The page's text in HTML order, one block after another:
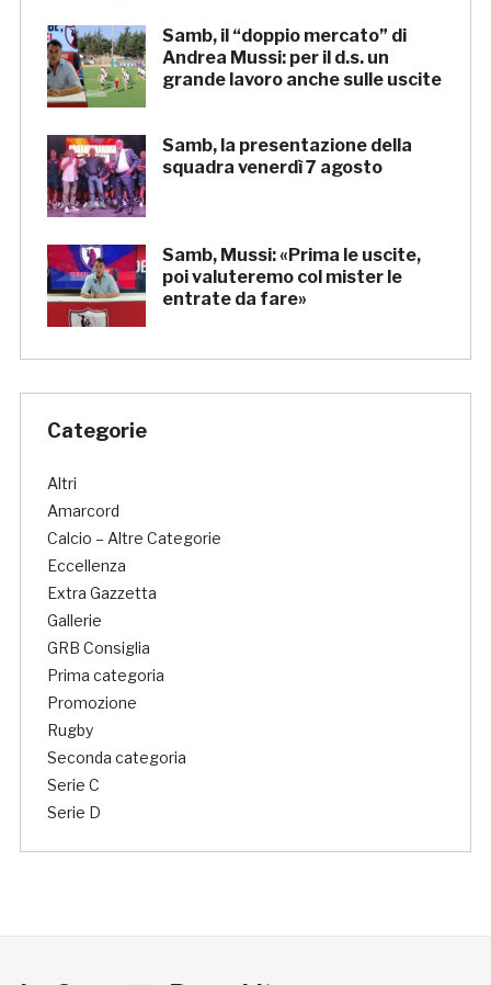
Samb, il “doppio mercato” di
Andrea Mussi: per il d.s. un
grande lavoro anche sulle uscite
Samb, la presentazione della
squadra venerdì 7 agosto
Samb, Mussi: «Prima le uscite,
poi valuteremo col mister le
entrate da fare»
Categorie
Altri
Amarcord
Calcio – Altre Categorie
Eccellenza
Extra Gazzetta
Gallerie
GRB Consiglia
Prima categoria
Promozione
Rugby
Seconda categoria
Serie C
Serie D